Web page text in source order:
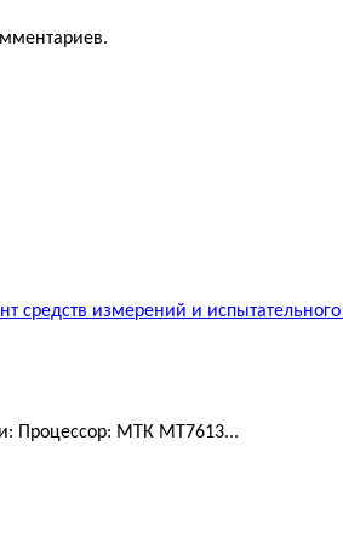
измерений и
Процессор: МТК MT7613...